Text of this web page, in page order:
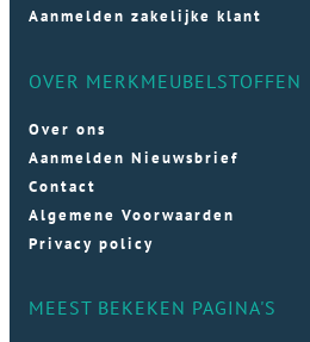
Aanmelden zakelijke klant
OVER MERKMEUBELSTOFFEN
Over ons
Aanmelden Nieuwsbrief
Contact
Algemene Voorwaarden
Privacy policy
MEEST BEKEKEN PAGINA'S